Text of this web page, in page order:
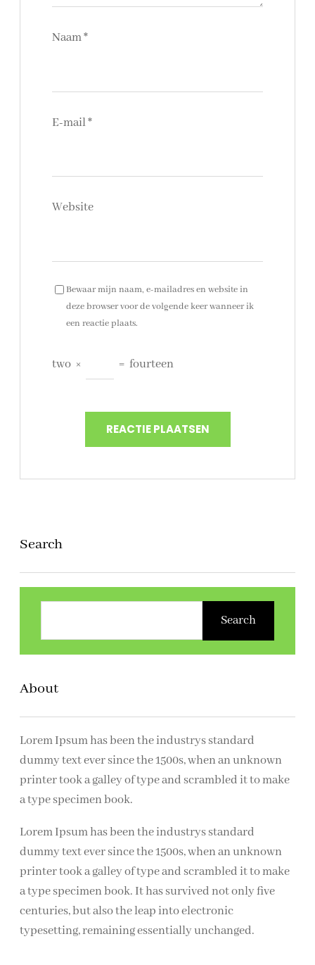
Naam*
E-mail*
Website
Bewaar mijn naam, e-mailadres en website in
deze browser voor de volgende keer wanneer ik
een reactie plaats.
two × = fourteen
Search
k
n
Search
About
Lorem Ipsum has been the industrys standard
dummy text ever since the 1500s, when an unknown
printer took a galley of type and scrambled it to make
a type specimen book.
Lorem Ipsum has been the industrys standard
dummy text ever since the 1500s, when an unknown
printer took a galley of type and scrambled it to make
a type specimen book. It has survived not only five
centuries, but also the leap into electronic
typesetting, remaining essentially unchanged.